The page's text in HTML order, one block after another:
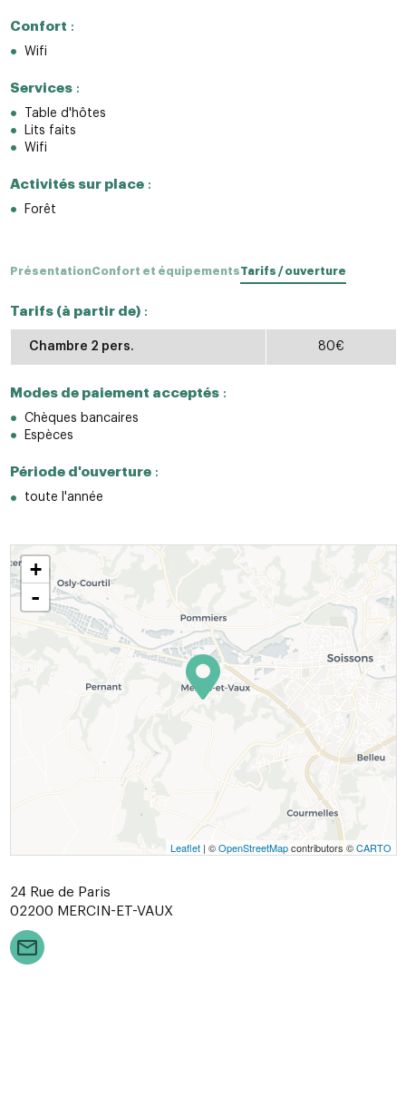
Confort :
Wifi
Services:
Table d'hôtes
Lits faits
Wifi
Activités sur place:
Forêt
PrésentationConfort et équipementsTarifs / ouverture
Tarifs (à partir de):
Chambre 2 pers. 80€
Modes de paiement acceptés:
Chèques bancaires
Espèces
Période d'ouverture:
toute l'année
+
-
Leaflet| ©OpenStreetMapcontributors ©CARTO
24 Rue de Paris
02200 MERCIN-ET-VAUX